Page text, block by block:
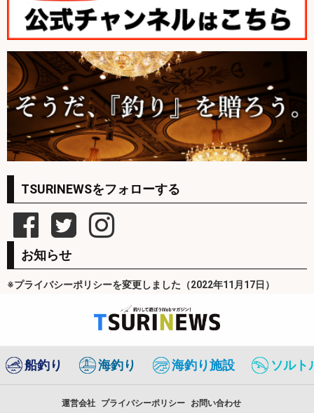
TSURINEWSをフォローする
お知らせ
※プライバシーポリシーを変更しました（2022年11月17日）
船釣り 海釣り 海釣り施設 ソルト
運営会社 プライバシーポリシー お問い合わせ